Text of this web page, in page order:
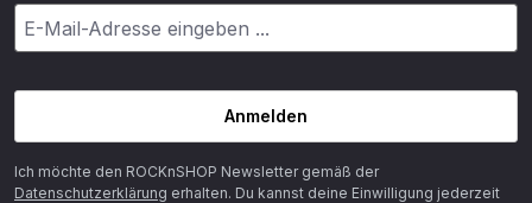
Anmelden
Ich möchte den ROCKnSHOP Newsletter gemäß der
Datenschutzerklärung erhalten. Du kannst deine Einwilligung jederzeit